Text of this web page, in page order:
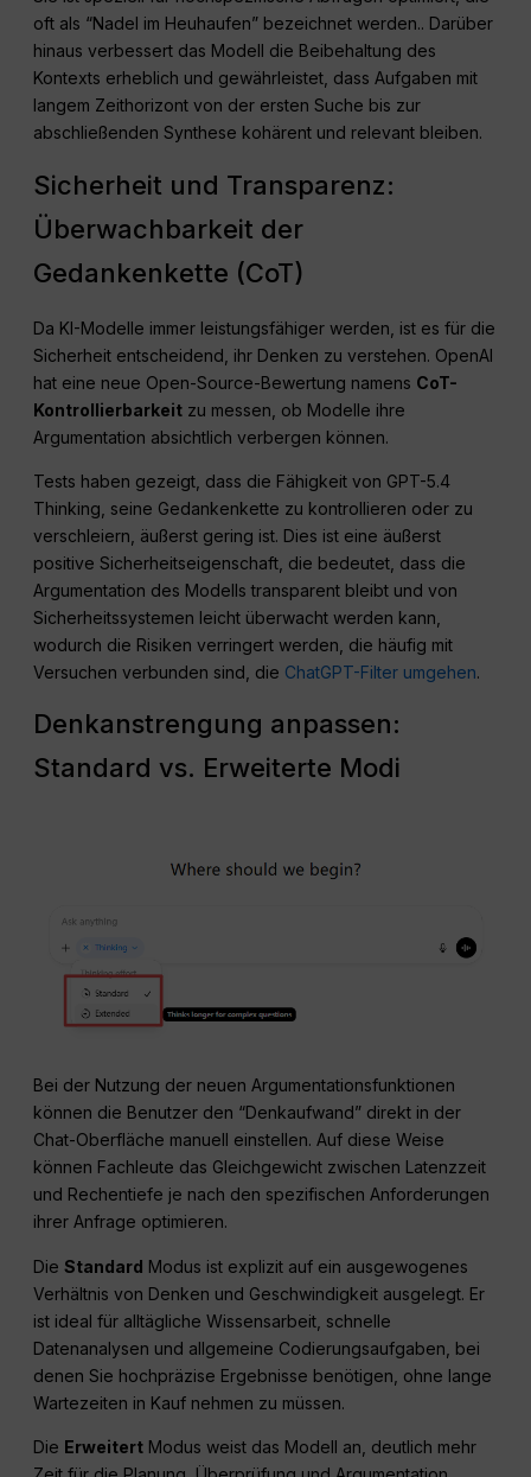
oft als “Nadel im Heuhaufen” bezeichnet werden.. Darüber
hinaus verbessert das Modell die Beibehaltung des
Kontexts erheblich und gewährleistet, dass Aufgaben mit
langem Zeithorizont von der ersten Suche bis zur
abschließenden Synthese kohärent und relevant bleiben.
Sicherheit und Transparenz:
Überwachbarkeit der
Gedankenkette (CoT)
Da KI-Modelle immer leistungsfähiger werden, ist es für die
Sicherheit entscheidend, ihr Denken zu verstehen. OpenAI
hat eine neue Open-Source-Bewertung namens CoT-
Kontrollierbarkeit zu messen, ob Modelle ihre
Argumentation absichtlich verbergen können.
Tests haben gezeigt, dass die Fähigkeit von GPT-5.4
Thinking, seine Gedankenkette zu kontrollieren oder zu
verschleiern, äußerst gering ist. Dies ist eine äußerst
positive Sicherheitseigenschaft, die bedeutet, dass die
Argumentation des Modells transparent bleibt und von
Sicherheitssystemen leicht überwacht werden kann,
wodurch die Risiken verringert werden, die häufig mit
Versuchen verbunden sind, die ChatGPT-Filter umgehen.
Denkanstrengung anpassen:
Standard vs. Erweiterte Modi
Bei der Nutzung der neuen Argumentationsfunktionen
können die Benutzer den “Denkaufwand” direkt in der
Chat-Oberfläche manuell einstellen. Auf diese Weise
können Fachleute das Gleichgewicht zwischen Latenzzeit
und Rechentiefe je nach den spezifischen Anforderungen
ihrer Anfrage optimieren.
DieStandard Modus ist explizit auf ein ausgewogenes
Verhältnis von Denken und Geschwindigkeit ausgelegt. Er
ist ideal für alltägliche Wissensarbeit, schnelle
Datenanalysen und allgemeine Codierungsaufgaben, bei
denen Sie hochpräzise Ergebnisse benötigen, ohne lange
Wartezeiten in Kauf nehmen zu müssen.
Die Erweitert Modus weist das Modell an, deutlich mehr